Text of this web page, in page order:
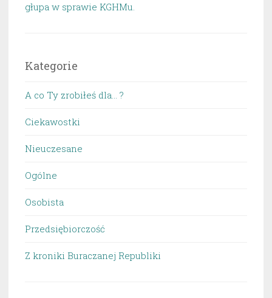
głupa w sprawie KGHMu.
Kategorie
A co Ty zrobiłeś dla… ?
Ciekawostki
Nieuczesane
Ogólne
Osobista
Przedsiębiorczość
Z kroniki Buraczanej Republiki